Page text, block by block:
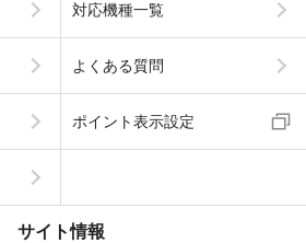
対応機種一覧
よくある質問
ポイント表示設定
サイト情報